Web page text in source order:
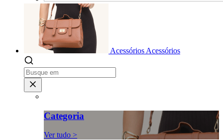
Acessórios Acessórios
Categoria
Ver tudo >